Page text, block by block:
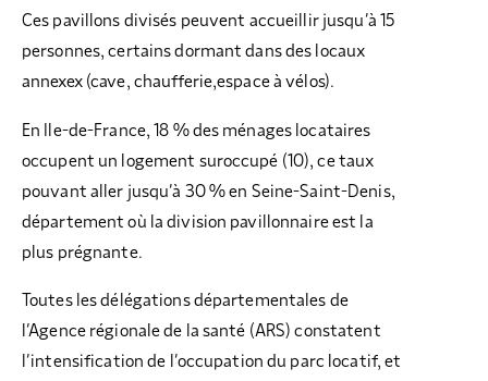
Ces pavillons divisés peuvent accueillir jusqu’à 15
personnes, certains dormant dans des locaux
annexex (cave, chaufferie,espace à vélos).
En Ile-de-France, 18 % des ménages locataires
occupent un logement suroccupé (10), ce taux
pouvant aller jusqu’à 30 % en Seine-Saint-Denis,
département où la division pavillonnaire est la
plus prégnante.
Toutes les délégations départementales de
l’Agence régionale de la santé (ARS) constatent
l’intensification de l’occupation du parc locatif, et